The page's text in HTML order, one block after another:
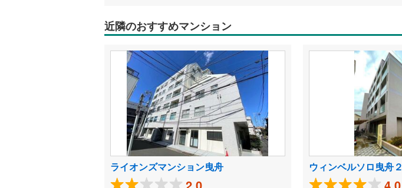
近隣のおすすめマンション
ライオンズマンション曳舟 ウィンベルソロ曳舟２